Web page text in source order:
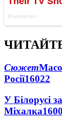
Сюжет
Росії16022
У Білорусі
Міхалка